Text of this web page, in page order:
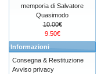
memporia di Salvatore
Quasimodo
10.00€
9.50€
Informazioni
Consegna & Restituzione
Avviso privacy